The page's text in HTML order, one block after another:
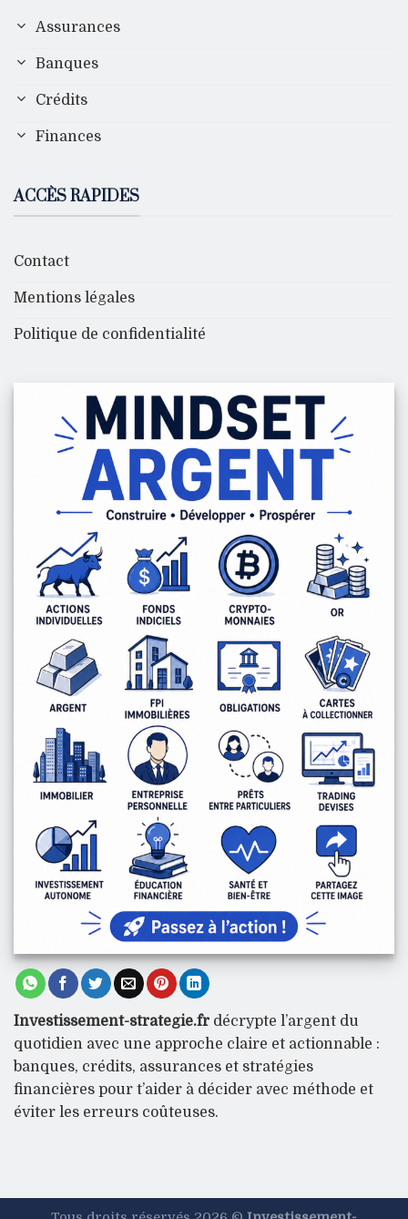
Assurances
Banques
Crédits
Finances
ACCÈS RAPIDES
Contact
Mentions légales
Politique de confidentialité
Investissement-strategie.fr décrypte l’argent du
quotidien avec une approche claire et actionnable :
banques, crédits, assurances et stratégies
financières pour t’aider à décider avec méthode et
éviter les erreurs coûteuses.